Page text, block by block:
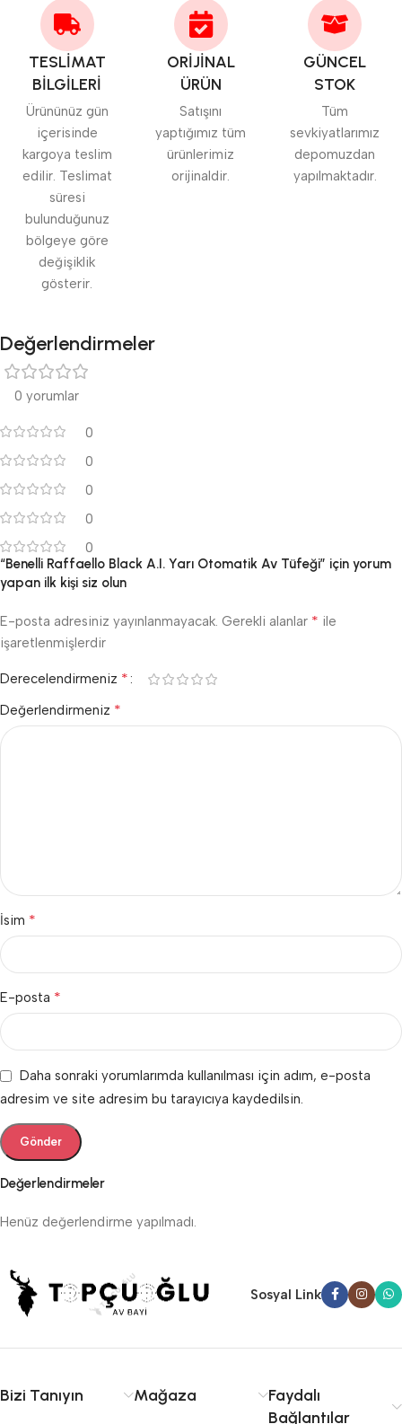
TESLİMAT
BİLGİLERİ
Ürününüz gün
içerisinde
kargoya teslim
edilir. Teslimat
süresi
bulunduğunuz
bölgeye göre
değişiklik
gösterir.
ORİJİNAL
ÜRÜN
Satışını
yaptığımız tüm
ürünlerimiz
orijinaldir.
GÜNCEL
STOK
Tüm
sevkiyatlarımız
depomuzdan
yapılmaktadır.
Değerlendirmeler
0 yorumlar
0
0
0
0
0
Değerlendirmeler
Henüz değerlendirme yapılmadı.
“Benelli Raffaello Black A.I. Yarı Otomatik Av Tüfeği” için yorum
yapan ilk kişi siz olun
E-posta adresiniz yayınlanmayacak. Gerekli alanlar * ile
işaretlenmişlerdir
Derecelendirmeniz *
Değerlendirmeniz *
İsim *
E-posta *
Daha sonraki yorumlarımda kullanılması için adım, e-posta
adresim ve site adresim bu tarayıcıya kaydedilsin.
Sosyal Link
Bizi Tanıyın Mağaza
Faydalı
Bağlantılar